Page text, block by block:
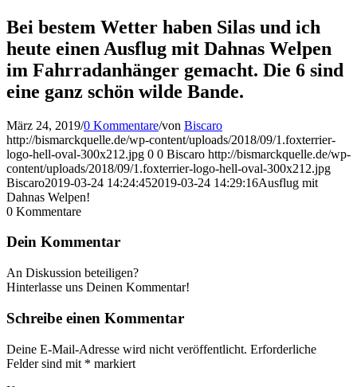
Bei bestem Wetter haben Silas und ich
heute einen Ausflug mit Dahnas Welpen
im Fahrradanhänger gemacht. Die 6 sind
eine ganz schön wilde Bande.
März 24, 2019/0 Kommentare/von Biscaro
http://bismarckquelle.de/wp-content/uploads/2018/09/1.foxterrier-
logo-hell-oval-300x212.jpg 0 0 Biscaro http://bismarckquelle.de/wp-
content/uploads/2018/09/1.foxterrier-logo-hell-oval-300x212.jpg
Biscaro2019-03-24 14:24:452019-03-24 14:29:16Ausflug mit
Dahnas Welpen!
0 Kommentare
Dein Kommentar
An Diskussion beteiligen?
Hinterlasse uns Deinen Kommentar!
Schreibe einen Kommentar
Deine E-Mail-Adresse wird nicht veröffentlicht. Erforderliche
Felder sind mit * markiert